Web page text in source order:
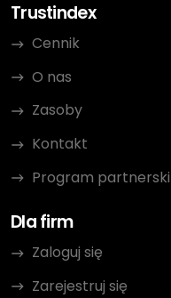
Trustindex
Cennik
O nas
Zasoby
Kontakt
Program partnerski
Dla firm
Zaloguj się
Zarejestruj się